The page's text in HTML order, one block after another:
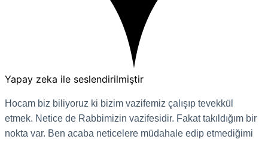
Yapay zeka ile seslendirilmiştir
Hocam biz biliyoruz ki bizim vazifemiz çalışıp tevekkül
etmek. Netice de Rabbimizin vazifesidir. Fakat takıldığım bir
nokta var. Ben acaba neticelere müdahale edip etmediğimi